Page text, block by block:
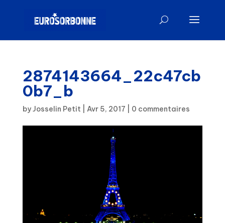
2874143664_22c47cb
0b7_b
byJosselin Petit Avr 5, 2017 0 commentaires